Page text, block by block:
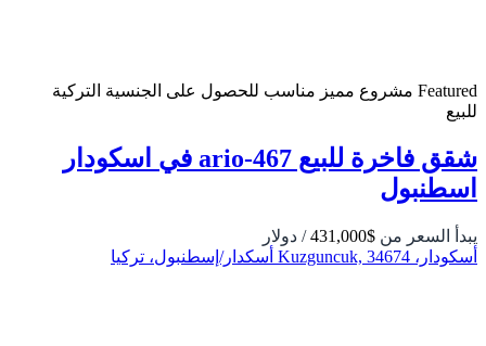
Featured مشروع مميز مناسب للحصول على الجنسية التركية
للبيع
شقق فاخرة للبيع ario-467 في اسكودار
اسطنبول
يبدأ السعر من $431,000
/ دولار
أسكودار، Kuzguncuk, 34674 أسكدار/إسطنبول، تركيا